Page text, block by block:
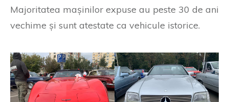
Majoritatea mașinilor expuse au peste 30 de ani
vechime și sunt atestate ca vehicule istorice.